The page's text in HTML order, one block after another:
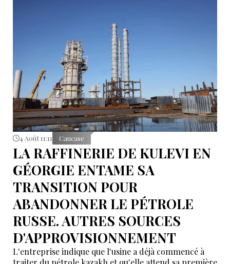
4 Août 11:11 Caucase
LA RAFFINERIE DE KULEVI EN
GÉORGIE ENTAME SA
TRANSITION POUR
ABANDONNER LE PÉTROLE
RUSSE. AUTRES SOURCES
D'APPROVISIONNEMENT
L'entreprise indique que l'usine a déjà commencé à